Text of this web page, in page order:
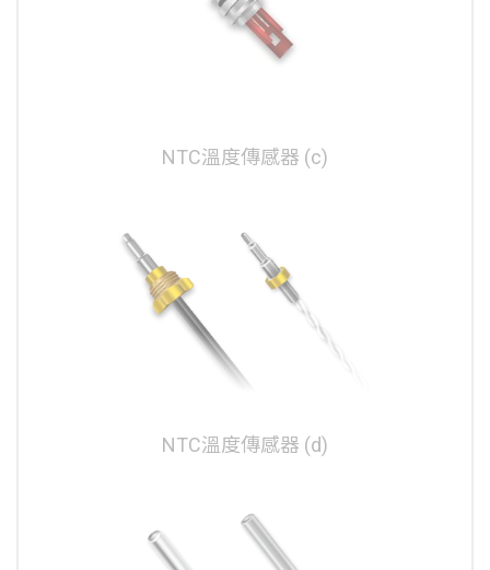
NTC溫度傳感器 (c)
NTC溫度傳感器 (d)